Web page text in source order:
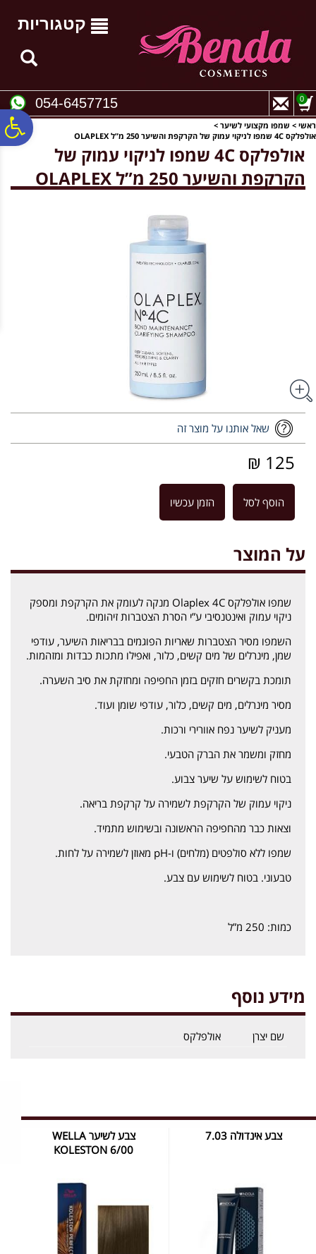
נגישות
קטגוריות
054-6457715 0
ראשי > שמפו מקצועי לשיער >
אולפלקס 4C שמפו לניקוי עמוק של הקרקפת והשיער 250 מ”ל OLAPLEX
אולפלקס 4C שמפו לניקוי עמוק של
הקרקפת והשיער 250 מ”ל OLAPLEX
שאל אותנו על מוצר זה
125 ₪
הוסף לסל הזמן עכשיו
על המוצר
שמפו אולפלקס Olaplex 4C מנקה לעומק את הקרקפת ומספק
ניקוי עמוק ואינטנסיבי ע”י הסרת הצטברות זיהומים.
השמפו מסיר הצטברות שאריות הפוגמים בבריאות השיער, עודפי
שמן, מינרלים של מים קשים, כלור, ואפילו מתכות כבדות ומזהמות.
תומכת בקשרים חזקים בזמן החפיפה ומחזקת את סיב השערה.
מסיר מינרלים, מים קשים, כלור, עודפי שומן ועוד.
מעניק לשיער נפח אוורירי ורכות.
מחזק ומשמר את הברק הטבעי.
בטוח לשימוש על שיער צבוע.
ניקוי עמוק של הקרקפת לשמירה על קרקפת בריאה.
וצאות כבר מהחפיפה הראשונה ובשימוש מתמיד.
שמפו ללא סולפטים (מלחים) ו-pH מאוזן לשמירה על לחות.
טבעוני. בטוח לשימוש עם צבע.
כמות: 250 מ”ל
מידע נוסף
שם יצרן אולפלקס
צבע אינדולה 7.03
צבע לשיער WELLA
KOLESTON 6/00